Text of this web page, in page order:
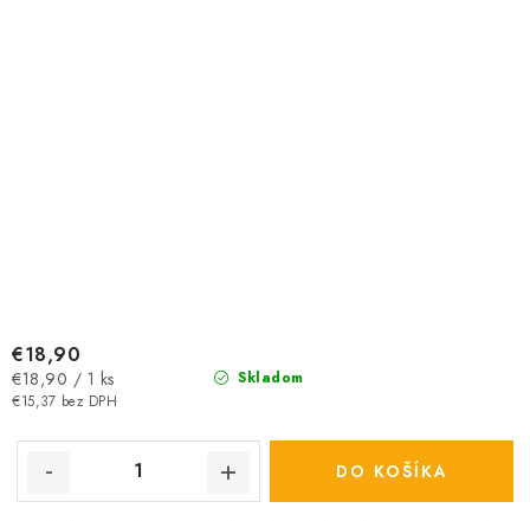
Skladom
€15,37 bez DPH
€18,90
Jednotková
cena:
€18,90 / 1 ks
DO KOŠÍKA